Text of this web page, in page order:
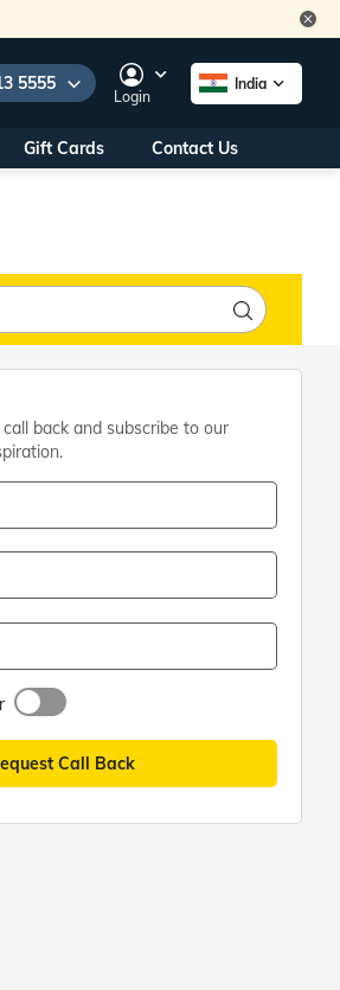
5555
313 5555
4511
2221
Login
India
Gift Cards Contact Us
back and subscribe to our
Call Back